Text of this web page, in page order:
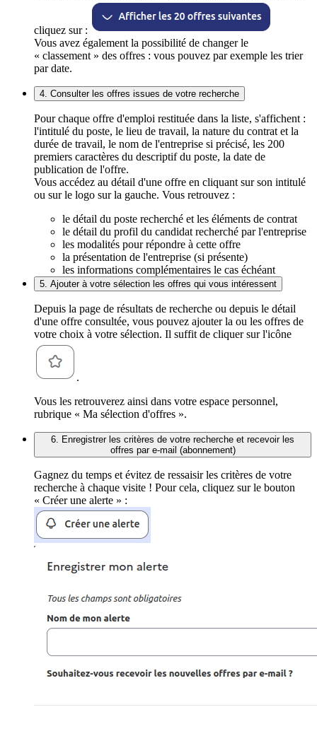
cliquez sur :
Vous avez également la possibilité de changer le
« classement » des offres : vous pouvez par exemple les trier
par date.
4. Consulter les offres issues de votre recherche
Pour chaque offre d'emploi restituée dans la liste, s'affichent :
l'intitulé du poste, le lieu de travail, la nature du contrat et la
durée de travail, le nom de l'entreprise si précisé, les 200
premiers caractères du descriptif du poste, la date de
publication de l'offre.
Vous accédez au détail d'une offre en cliquant sur son intitulé
ou sur le logo sur la gauche. Vous retrouvez :
le détail du poste recherché et les éléments de contrat
le détail du profil du candidat recherché par l'entreprise
les modalités pour répondre à cette offre
la présentation de l'entreprise (si présente)
les informations complémentaires le cas échéant
5. Ajouter à votre sélection les offres qui vous intéressent
Depuis la page de résultats de recherche ou depuis le détail
d'une offre consultée, vous pouvez ajouter la ou les offres de
votre choix à votre sélection. Il suffit de cliquer sur l'icône
.
Vous les retrouverez ainsi dans votre espace personnel,
rubrique « Ma sélection d'offres ».
6. Enregistrer les critères de votre recherche et recevoir les
offres par e-mail (abonnement)
Gagnez du temps et évitez de ressaisir les critères de votre
recherche à chaque visite ! Pour cela, cliquez sur le bouton
« Créer une alerte » :